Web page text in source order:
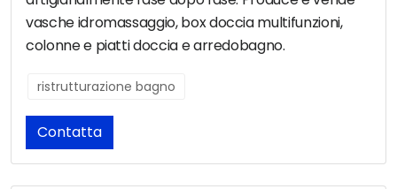
vasche idromassaggio, box doccia multifunzioni,
colonne e piatti doccia e arredobagno.
ristrutturazione bagno
Contatta